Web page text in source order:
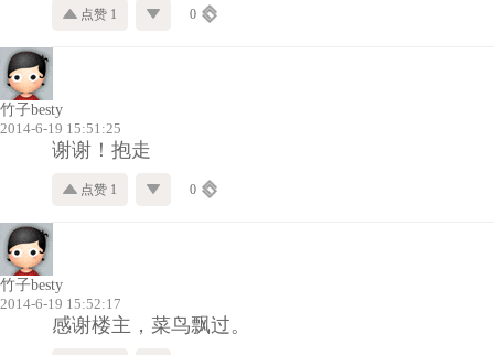
点赞 1 0
竹子besty
2014-6-19 15:51:25
谢谢！抱走
点赞 1 0
竹子besty
2014-6-19 15:52:17
感谢楼主，菜鸟飘过。